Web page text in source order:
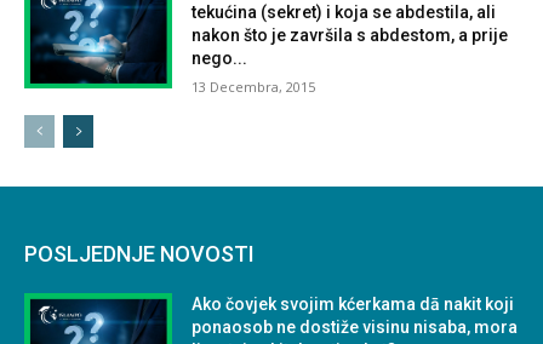
tekućina (sekret) i koja se abdestila, ali
nakon što je završila s abdestom, a prije
nego...
13 Decembra, 2015
POSLJEDNJE NOVOSTI
Ako čovjek svojim kćerkama dā nakit koji
ponaosob ne dostiže visinu nisaba, mora